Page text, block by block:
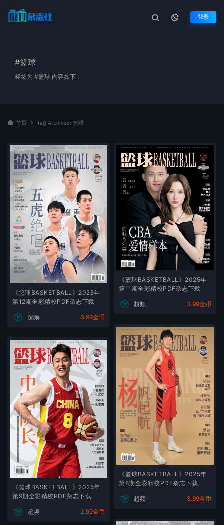
登录
#篮球
标签为 #篮球 内容如下：
首页 Tag Archives: 篮球
《篮球BASKETBALL》2025年
第12期全彩精校PDF杂志下载
超频 3.99金币
《篮球BASKETBALL》2025年
第11期全彩精校PDF杂志下载
超频 3.99金币
《篮球BASKETBALL》2025年
第9期全彩精校PDF杂志下载
超频 3.99金币
《篮球BASKETBALL》2025年
第8期全彩精校PDF杂志下载
超频 3.99金币